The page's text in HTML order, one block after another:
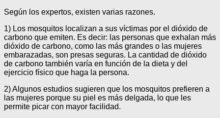
Según los expertos, existen varias razones.
1) Los mosquitos localizan a sus víctimas por el dióxido de
carbono que emiten. Es decir: las personas que exhalan más
dióxido de carbono, como las más grandes o las mujeres
embarazadas, son presas seguras. La cantidad de dióxido
de carbono también varía en función de la dieta y del
ejercicio físico que haga la persona.
2) Algunos estudios sugieren que los mosquitos prefieren a
las mujeres porque su piel es más delgada, lo que les
permite picar con mayor facilidad.